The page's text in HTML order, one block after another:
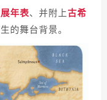
年表、并附上古希
的舞台背景。